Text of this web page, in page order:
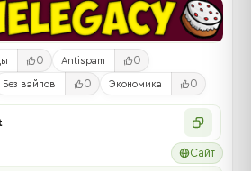
0 Antispam 0
Без вайпов 0 Экономика 0
Сайт